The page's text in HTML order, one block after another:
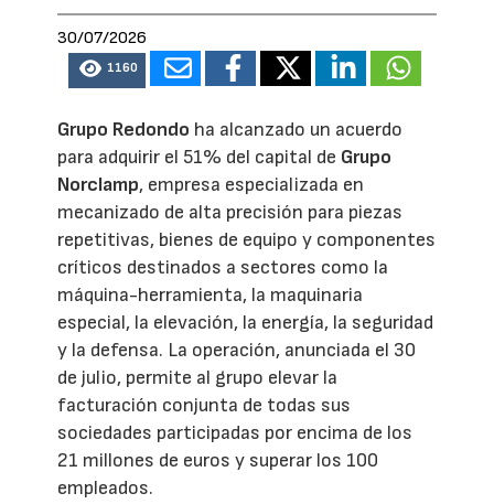
30/07/2026
1160
Grupo Redondo ha alcanzado un acuerdo
para adquirir el 51% del capital de Grupo
Norclamp, empresa especializada en
mecanizado de alta precisión para piezas
repetitivas, bienes de equipo y componentes
críticos destinados a sectores como la
máquina-herramienta, la maquinaria
especial, la elevación, la energía, la seguridad
y la defensa. La operación, anunciada el 30
de julio, permite al grupo elevar la
facturación conjunta de todas sus
sociedades participadas por encima de los
21 millones de euros y superar los 100
empleados.